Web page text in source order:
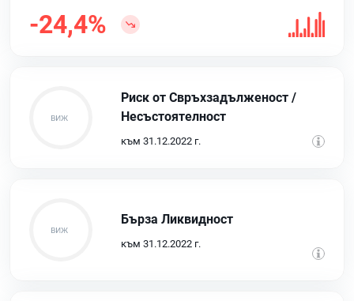
-24,4%
Риск от Свръхзадълженост /
Несъстоятелност
към 31.12.2022 г.
Бърза Ликвидност
към 31.12.2022 г.